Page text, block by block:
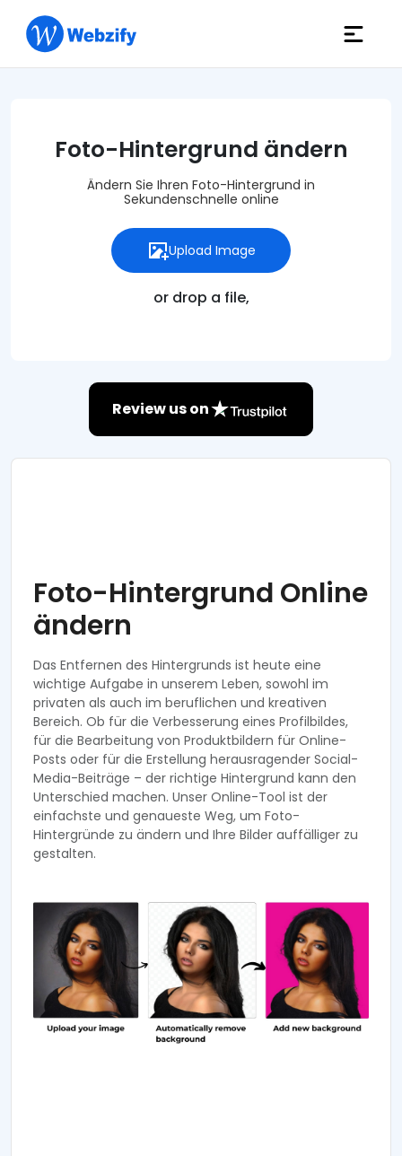
Foto-Hintergrund ändern
Ändern Sie Ihren Foto-Hintergrund in
Sekundenschnelle online
Upload Image
or drop a file,
Review us on
Foto-Hintergrund Online
ändern
Das Entfernen des Hintergrunds ist heute eine
wichtige Aufgabe in unserem Leben, sowohl im
privaten als auch im beruflichen und kreativen
Bereich. Ob für die Verbesserung eines Profilbildes,
für die Bearbeitung von Produktbildern für Online-
Posts oder für die Erstellung herausragender Social-
Media-Beiträge – der richtige Hintergrund kann den
Unterschied machen. Unser Online-Tool ist der
einfachste und genaueste Weg, um Foto-
Hintergründe zu ändern und Ihre Bilder auffälliger zu
gestalten.